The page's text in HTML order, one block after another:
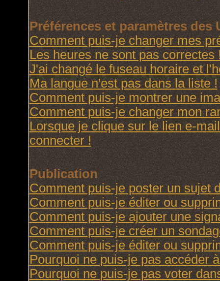
Préférences et paramètres des
Comment puis-je changer mes
Les heures ne sont pas correctes
J'ai changé le fuseau horaire et
Ma langue n'est pas dans la liste !
Comment puis-je montrer une
Comment puis-je changer mon
Lorsque je clique sur le lien e-
connecter !
Publication
Comment puis-je poster un sujet
Comment puis-je éditer ou
Comment puis-je ajouter une
Comment puis-je créer un
Comment puis-je éditer ou
Pourquoi ne puis-je pas accéder
Pourquoi ne puis-je pas voter